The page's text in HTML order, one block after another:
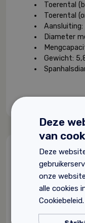
Toerental
Toerental
Aansluiting:
Diameter
Gewicht:
Tierrafino
Deze
van
Deze
onze
alle cookies
Cookiebeleid.